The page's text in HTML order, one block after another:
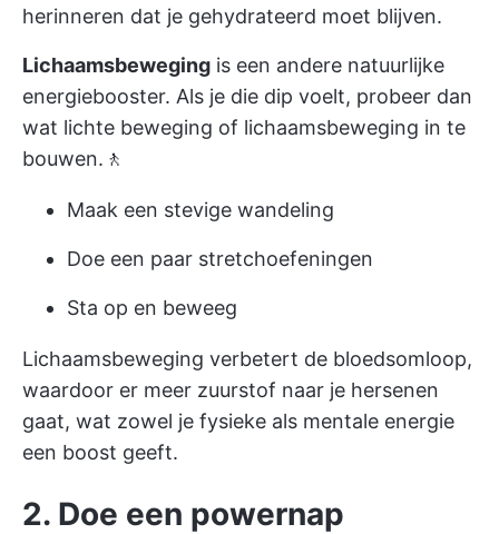
herinneren dat je gehydrateerd moet blijven.
Lichaamsbeweging is een andere natuurlijke
energiebooster. Als je die dip voelt, probeer dan
wat lichte beweging of lichaamsbeweging in te
bouwen.🚶
Maak een stevige wandeling
Doe een paar stretchoefeningen
Sta op en beweeg
Lichaamsbeweging verbetert de bloedsomloop,
waardoor er meer zuurstof naar je hersenen
gaat, wat zowel je fysieke als mentale energie
een boost geeft.
2. Doe een powernap